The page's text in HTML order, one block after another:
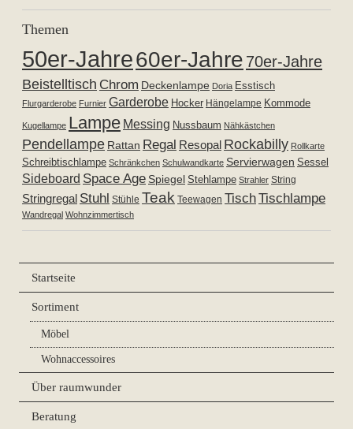
Themen
50er-Jahre60er-Jahre 70er-Jahre
Beistelltisch Chrom Deckenlampe Doria Esstisch
Flurgarderobe Furnier Garderobe Hocker Hängelampe Kommode
Kugellampe Lampe Messing Nussbaum Nähkästchen
Pendellampe Rattan Regal Resopal Rockabilly Rollkarte
Schreibtischlampe Schränkchen Schulwandkarte Servierwagen Sessel
Sideboard Space Age Spiegel Stehlampe Strahler String
Stringregal Stuhl Stühle Teak Teewagen TischTischlampe
Wandregal Wohnzimmertisch
Startseite
Sortiment
Möbel
Wohnaccessoires
Über raumwunder
Beratung